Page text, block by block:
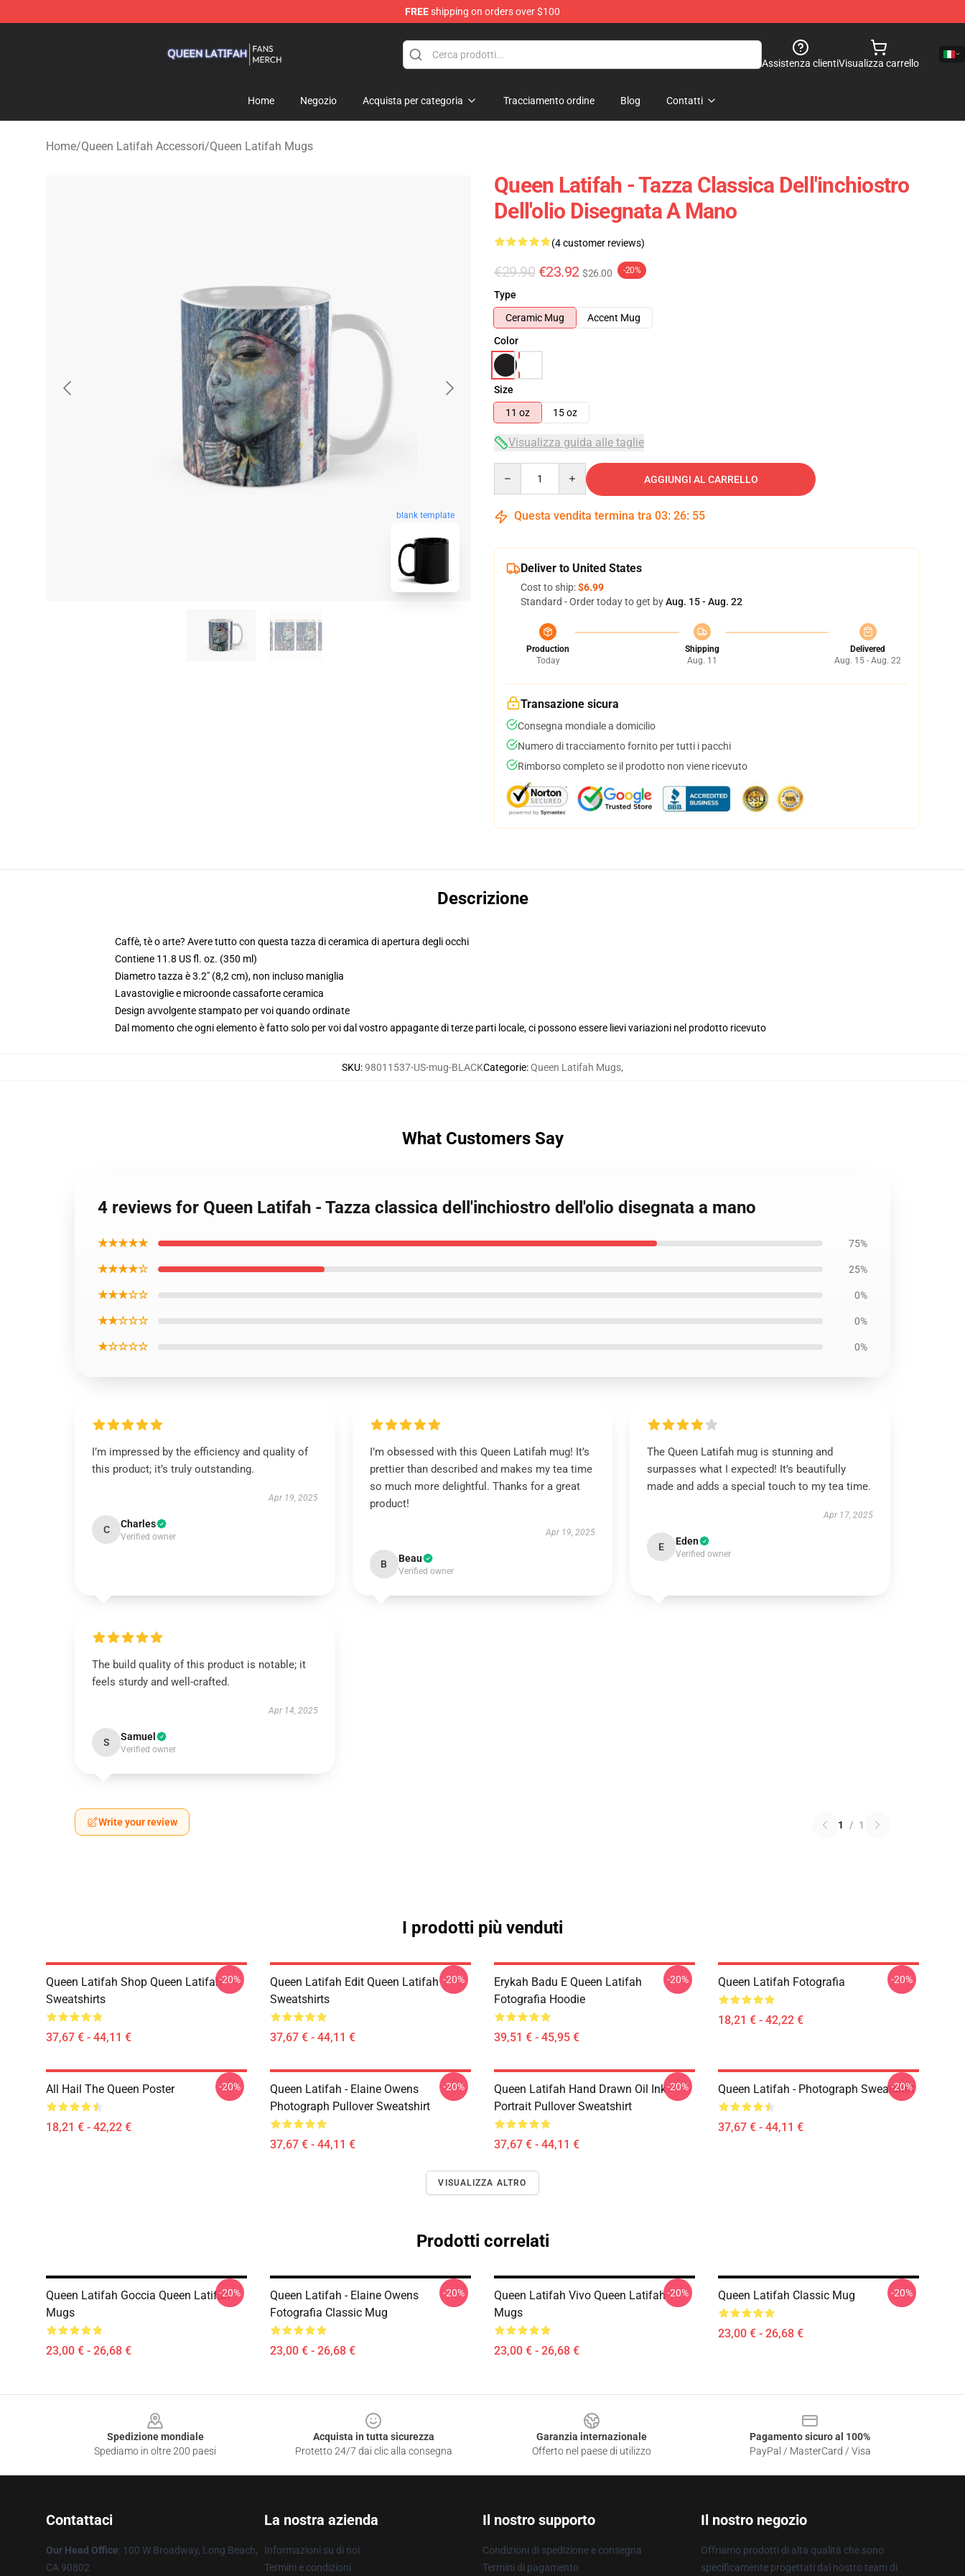
FREEshipping on orders over $100
Assistenza clientiVisualizza carrello
Home Negozio Acquista per categoria Tracciamento ordine Blog Contatti
Home/Queen Latifah Accessori/Queen Latifah Mugs
blank template
Queen Latifah - Tazza Classica Dell'inchiostro
Dell'olio Disegnata A Mano
(4 customer reviews)
€29.90 €23.92 $26.00 -20%
Type
Ceramic Mug
Accent Mug
Color
Size
11 oz
15 oz
Visualizza guida alle taglie
AGGIUNGI AL CARRELLO
Questa vendita termina tra 03: 26: 54
Deliver to United States
Cost to ship:$6.99
Standard - Order today to get byAug. 15 - Aug. 22
Production
Today
Shipping
Aug. 11
Delivered
Aug. 15 - Aug. 22
Transazione sicura
Consegna mondiale a domicilio
Numero di tracciamento fornito per tutti i pacchi
Rimborso completo se il prodotto non viene ricevuto
Descrizione
Caffè, tè o arte? Avere tutto con questa tazza di ceramica di apertura degli occhi
Contiene 11.8 US fl. oz. (350 ml)
Diametro tazza è 3.2" (8,2 cm), non incluso maniglia
Lavastoviglie e microonde cassaforte ceramica
Design avvolgente stampato per voi quando ordinate
Dal momento che ogni elemento è fatto solo per voi dal vostro appagante di terze parti locale, ci possono essere lievi variazioni nel prodotto ricevuto
SKU:98011537-US-mug-BLACKCategorie:Queen Latifah Mugs,
What Customers Say
4 reviews for Queen Latifah - Tazza classica dell'inchiostro dell'olio disegnata a mano
★★★★★ 75%
★★★★☆ 25%
★★★☆☆ 0%
★★☆☆☆ 0%
★☆☆☆☆ 0%
I’m impressed by the efficiency and quality of
this product; it’s truly outstanding.
Apr 19, 2025
C Charles
Verified owner
I’m obsessed with this Queen Latifah mug! It’s
prettier than described and makes my tea time
so much more delightful. Thanks for a great
product!
Apr 19, 2025
B Beau
Verified owner
The Queen Latifah mug is stunning and
surpasses what I expected! It’s beautifully
made and adds a special touch to my tea time.
Apr 17, 2025
E Eden
Verified owner
The build quality of this product is notable; it
feels sturdy and well-crafted.
Apr 14, 2025
S Samuel
Verified owner
Write your review 1 / 1
I prodotti più venduti
Queen Latifah Shop Queen Latifah
Sweatshirts
37,67 € - 44,11 €
-20%
Queen Latifah Edit Queen Latifah
Sweatshirts
37,67 € - 44,11 €
-20%
Erykah Badu E Queen Latifah
Fotografia Hoodie
39,51 € - 45,95 €
-20% Queen Latifah Fotografia
18,21 € - 42,22 €
-20%
All Hail The Queen Poster
18,21 € - 42,22 €
-20%
Queen Latifah - Elaine Owens
Photograph Pullover Sweatshirt
37,67 € - 44,11 €
-20%
Queen Latifah Hand Drawn Oil Ink
Portrait Pullover Sweatshirt
37,67 € - 44,11 €
-20% Queen Latifah - Photograph Sweatshirt
37,67 € - 44,11 €
-20%
VISUALIZZA ALTRO
Prodotti correlati
Queen Latifah Goccia Queen Latifah
Mugs
23,00 € - 26,68 €
-20%
Queen Latifah - Elaine Owens
Fotografia Classic Mug
23,00 € - 26,68 €
-20%
Queen Latifah Vivo Queen Latifah
Mugs
23,00 € - 26,68 €
-20% Queen Latifah Classic Mug
23,00 € - 26,68 €
-20%
Spedizione mondiale
Spediamo in oltre 200 paesi
Acquista in tutta sicurezza
Protetto 24/7 dai clic alla consegna
Garanzia internazionale
Offerto nel paese di utilizzo
Pagamento sicuro al 100%
PayPal / MasterCard / Visa
Contattaci
Our Head Office: 100 W Broadway, Long Beach,
CA 90802
La nostra azienda
Informazioni su di noi
Termini e condizioni
Il nostro supporto
Condizioni di spedizione e consegna
Termini di pagamento
Il nostro negozio
Offriamo prodotti di alta qualità che sono
specificamente progettati dal nostro team di